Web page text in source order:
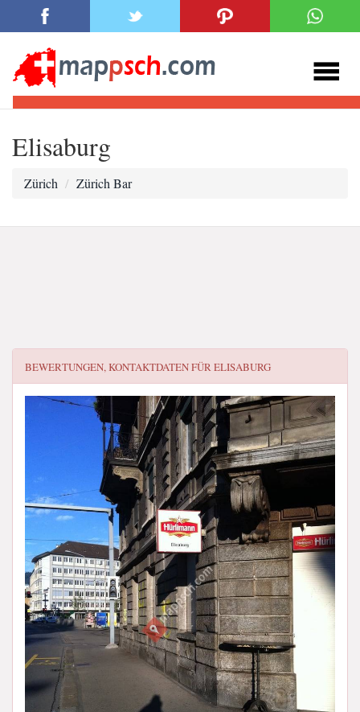
Elisaburg
Zürich Zürich Bar
BEWERTUNGEN, KONTAKTDATEN FÜRELISABURG